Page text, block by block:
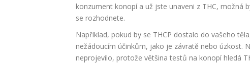
konzument konopí a už jste unaveni z THC, možná
se rozhodnete.
Například, pokud by se THCP dostalo do vašeho
nežádoucím účinkům, jako je závratě nebo úzkost.
neprojevilo, protože většina testů na konopí hledá